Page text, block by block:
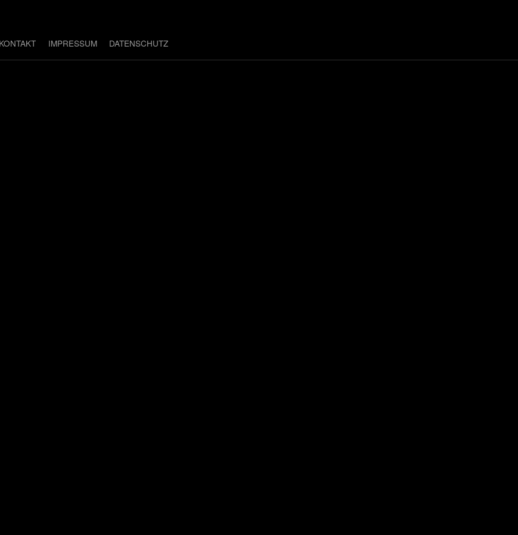
KONTAKT IMPRESSUM DATENSCHUTZ